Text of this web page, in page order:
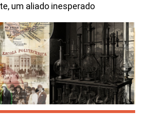
um aliado inesperado